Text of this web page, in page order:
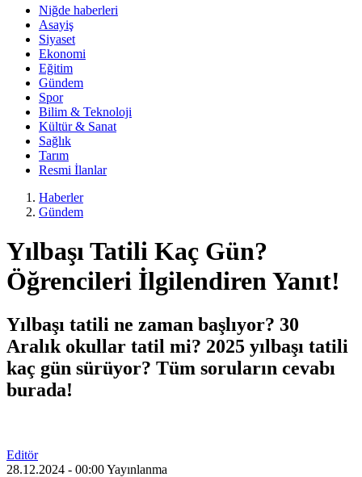
Niğde haberleri
Asayiş
Siyaset
Ekonomi
Eğitim
Gündem
Spor
Bilim & Teknoloji
Kültür & Sanat
Sağlık
Tarım
Resmi İlanlar
Haberler
Gündem
Yılbaşı Tatili Kaç Gün?
Öğrencileri İlgilendiren Yanıt!
Yılbaşı tatili ne zaman başlıyor? 30
Aralık okullar tatil mi? 2025 yılbaşı tatili
kaç gün sürüyor? Tüm soruların cevabı
burada!
Editör
28.12.2024 - 00:00Yayınlanma